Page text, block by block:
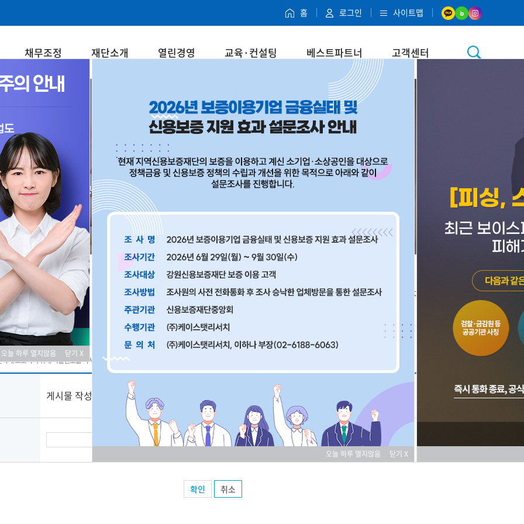
홈 로그인 사이트맵
채무조정 재단소개 열린경영 교육·컨설팅 베스트파트너 고객센터
경영지도
중소기업과 소상공인의 든든한 동반자! 강원신용보증재단
청 경영지도 컨설팅 신청
게 보호하기 위해 비밀번호를 다시 한 번 입력해 주세요.
게시물 작성시 입력하신 비밀번호를 입력해주세요.
취소
오늘 하루 열지않음 닫기 X
오늘 하루 열지않음 닫기 X